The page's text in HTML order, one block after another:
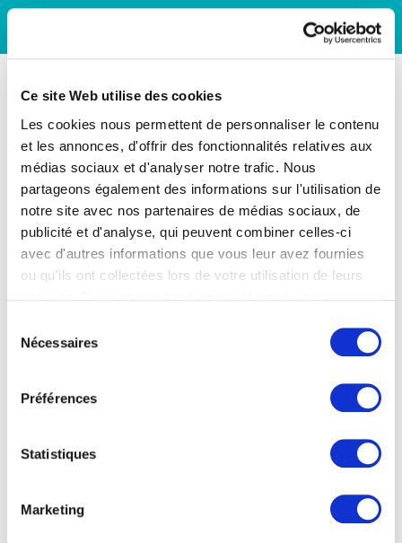
Ce site Web utilise des cookies
Les cookies nous permettent de personnaliser le contenu
et les annonces, d'offrir des fonctionnalités relatives aux
médias sociaux et d'analyser notre trafic. Nous
partageons également des informations sur l'utilisation de
notre site avec nos partenaires de médias sociaux, de
publicité et d'analyse, qui peuvent combiner celles-ci
avec d'autres informations que vous leur avez fournies
ou qu'ils ont collectées lors de votre utilisation de leurs
Nécessaires
Préférences
Statistiques
Marketing